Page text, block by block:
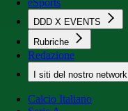
eSports
DDD X EVENTS
Rubriche
Redazione
I siti del nostro network
Calcio Italiano